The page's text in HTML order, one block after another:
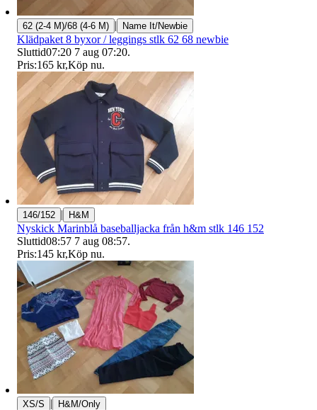
62 (2-4 M)/68 (4-6 M) | Name It/Newbie
Klädpaket 8 byxor / leggings stlk 62 68 newbie
Sluttid07:20 7 aug 07:20.
Pris:165 kr,Köp nu.
146/152 | H&M
Nyskick Marinblå baseballjacka från h&m stlk 146 152
Sluttid08:57 7 aug 08:57.
Pris:145 kr,Köp nu.
XS/S | H&M/Only